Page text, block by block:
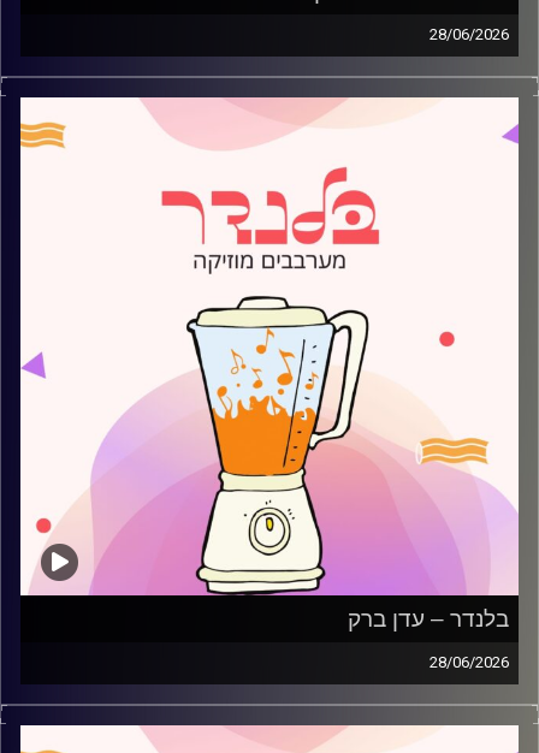
28/06/2026
מוזיקה קצבית חדשה עם עמית פרידמן
קרדיט תמונות:
AudioVersity
בלנדר – עדן ברק
28/06/2026
מוזיקה קצבית חדשה עם עדן ברק